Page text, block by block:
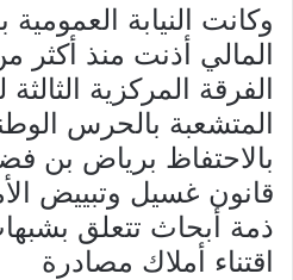
وكانت النيابة
المالي أذنت منذ أكثر
الفرقة المركزية الثالثة
المتشعبة بالحرس
بالاحتفاظ برياض بن
قانون غسيل وتبييض
ذمة أبحاث تتعلق
اقتناء أملاك مصادرة